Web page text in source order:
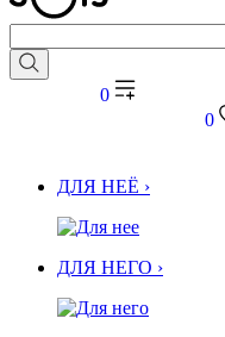
0
0
ДЛЯ НЕЁ ›
ДЛЯ НЕГО ›